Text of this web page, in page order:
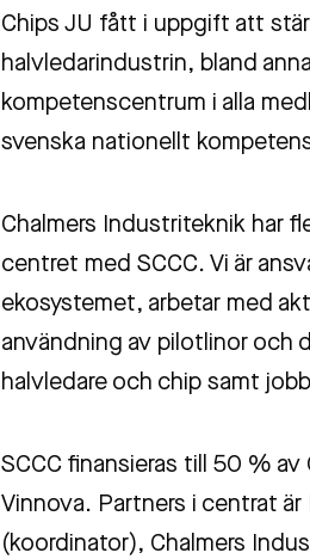
Chips JU fått i uppgift att
halvledarindustrin, bland
kompetenscentrum i alla
svenska nationellt
Chalmers Industriteknik har
centret med SCCC. Vi är
ekosystemet, arbetar med
användning av pilotlinor och
halvledare och chip samt
SCCC finansieras till 50 %
Vinnova. Partners i centrat
(koordinator), Chalmers